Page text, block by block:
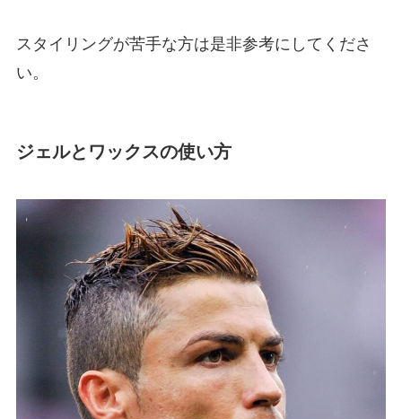
スタイリングが苦手な方は是非参考にしてくださ
い。
ジェルとワックスの使い方